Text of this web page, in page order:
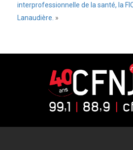
interprofessionnelle de la santé, la
Lanaudière. »